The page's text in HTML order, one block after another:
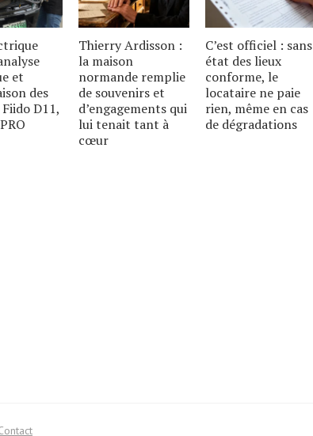
et
des
D11,
Thierry Ardisson :
la maison
normande remplie
de souvenirs et
d’engagements qui
lui tenait tant à
cœur
C’est officiel : sans
état des lieux
conforme, le
locataire ne paie
rien, même en cas
de dégradations